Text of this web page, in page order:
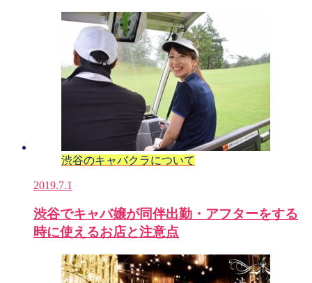
渋谷のキャバクラについて
2019.7.1
渋谷でキャバ嬢が同伴出勤・アフターをする
時に使えるお店と注意点